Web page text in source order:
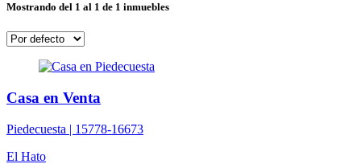
Mostrando del 1 al 1 de 1 inmuebles
Casa en Venta
Piedecuesta | 15778-16673
El Hato